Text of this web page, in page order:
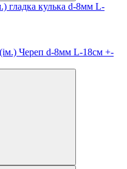
гладка кулька d-8мм L-